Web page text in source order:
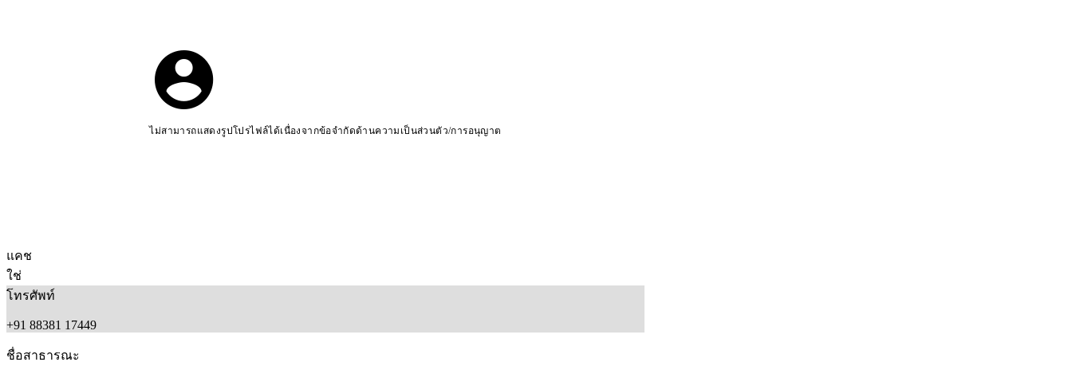
ไม่สามารถแสดงรูปโปรไฟล์ได้เนื่องจากข้อจำกัดด้านความเป็นส่วนตัว/การอนุญาต
แคช
ใช่
โทรศัพท์
+91 88381 17449
ชื่อสาธารณะ